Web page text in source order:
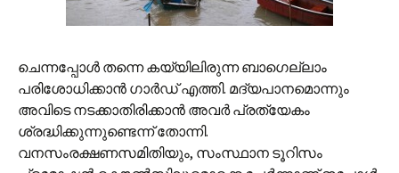
ചെന്നപ്പോള്‍ തന്നെ കയ്യിലിരുന്ന ബാഗെല്ലാം
പരിശോധിക്കാന്‍ ഗാര്‍ഡ് എത്തി. മദ്യപാനമൊന്നും
അവിടെ നടക്കാതിരിക്കാന്‍ അവര്‍ പ്രത്യേകം
ശ്രദ്ധിക്കുന്നുണ്ടെന്ന് തോന്നി.
വനസംരക്ഷണസമിതിയും, സംസ്ഥാന‍ ടൂറിസം